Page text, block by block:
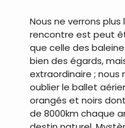
Nous ne verrons plus
rencontre est peut
que celle des
bien des égards,
extraordinaire ; nous
oublier le ballet
orangés et noirs
de 8000km chaque